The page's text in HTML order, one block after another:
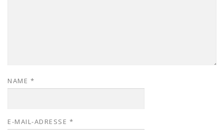
NAME *
E-MAIL-ADRESSE *